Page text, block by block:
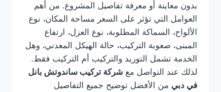
بدون معاينة أو معرفة تفاصيل المشروع. من أهم
العوامل التي تؤثر على السعر مساحة المكان، نوع
الألواح، السماكة المطلوبة، نوع العزل، ارتفاع
المبنى، صعوبة التركيب، حالة الهيكل المعدني، وهل
الخدمة تشمل التوريد والتركيب أم التركيب فقط.
لذلك عند التواصل مع شركة تركيب ساندوتش بانل
في دبي من الأفضل توضيح جميع التفاصيل